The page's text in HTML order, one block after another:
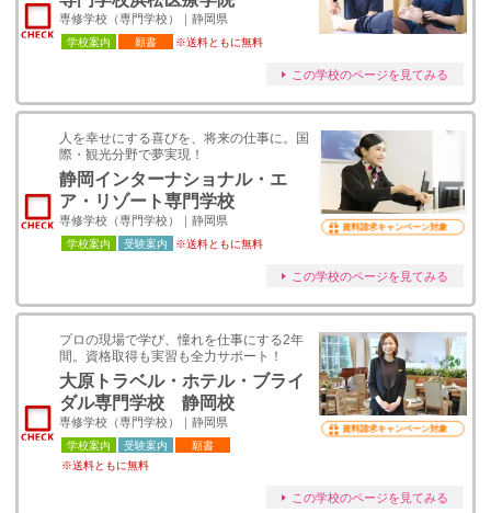
専修学校（専門学校）｜静岡県
学校案内 願書 ※送料ともに無料
この学校のページを見てみる
人を幸せにする喜びを、将来の仕事に。国
際・観光分野で夢実現！
静岡インターナショナル・エ
ア・リゾート専門学校
専修学校（専門学校）｜静岡県
学校案内 受験案内 ※送料ともに無料
資料請求キャンペーン対象
この学校のページを見てみる
プロの現場で学び、憧れを仕事にする2年
間。資格取得も実習も全力サポート！
大原トラベル・ホテル・ブライ
ダル専門学校 静岡校
専修学校（専門学校）｜静岡県
学校案内 受験案内
願書
※送料ともに無料
資料請求キャンペーン対象
この学校のページを見てみる